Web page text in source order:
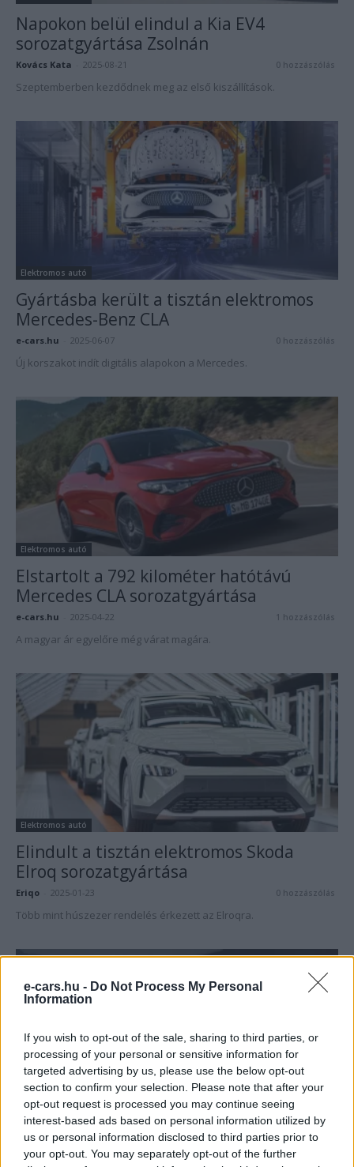
e-cars.hu - Do Not Process My Personal
Information
If you wish to opt-out of the sale, sharing to third parties, or
processing of your personal or sensitive information for
targeted advertising by us, please use the below opt-out
section to confirm your selection. Please note that after your
opt-out request is processed you may continue seeing
interest-based ads based on personal information utilized by
us or personal information disclosed to third parties prior to
your opt-out. You may separately opt-out of the further
Napokon belül elindul a Kia EV4
sorozatgyártása Zsolnán
Kovács Kata 2025-08-21 0 hozzászólás
Szeptemberben kezdődnek meg az első kiszállítások.
Elektromos autó
Gyártásba került a tisztán elektromos
Mercedes-Benz CLA
e-cars.hu 2025-06-07 0 hozzászólás
Új korszakot indít digitális alapokon a Mercedes.
Elektromos autó
Elstartolt a 792 kilométer hatótávú
Mercedes CLA sorozatgyártása
e-cars.hu 2025-04-22 1 hozzászólás
A magyar ár egyelőre még várat magára.
Elektromos autó
Elindult a tisztán elektromos Skoda
Elroq sorozatgyártása
Eriqo 2025-01-23 0 hozzászólás
Több mint húszezer rendelés érkezett az Elroqra.
Elektromos autó
Januárban indulhat az új Tesla Model Y
Juniper sorozatgyártása